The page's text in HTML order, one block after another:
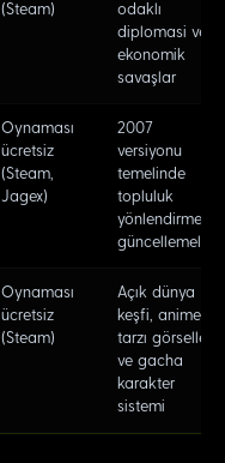
(Steam)
odaklı
diplomasi ve
ekonomik
savaşlar
Oynaması
ücretsiz
(Steam,
Jagex)
2007
versiyonu
temelinde
topluluk
yönlendirmeli
güncellemeler
Oynaması
ücretsiz
(Steam)
Açık dünya
keşfi, anime
tarzı görseller
ve gacha
karakter
sistemi